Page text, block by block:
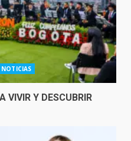
VIVIR Y DESCUBRIR